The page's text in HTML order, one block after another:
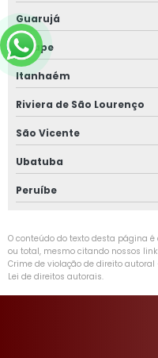
Guarujá
Iguape
Itanhaém
Riviera de São Lourenço
São Vicente
Ubatuba
Peruíbe
O conteúdo do texto desta página
ou total, mesmo citando nossos
Crime de violação de direito autoral
Lei de direitos autorais.